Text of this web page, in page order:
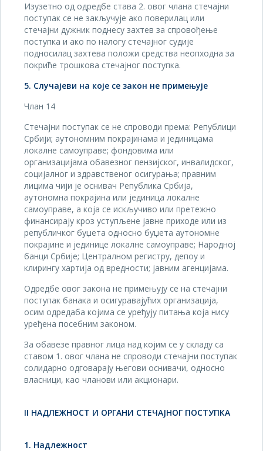
Изузетно од одредбе става 2. овог члана стечајни
поступак се не закључује ако поверилац или
стечајни дужник поднесу захтев за спровођење
поступка и ако по налогу стечајног судије
подносилац захтева положи средства неопходна за
покриће трошкова стечајног поступка.
5. Случајеви на које се закон не примењује
Члан 14
Стечајни поступак се не спроводи према: Републици
Србији; аутономним покрајинама и јединицама
локалне самоуправе; фондовима или
организацијама обавезног пензијског, инвалидског,
социјалног и здравственог осигурања; правним
лицима чији је оснивач Република Србија,
аутономна покрајина или јединица локалне
самоуправе, а која се искључиво или претежно
финансирају кроз уступљене јавне приходе или из
републичког буџета односно буџета аутономне
покрајине и јединице локалне самоуправе; Народној
банци Србије; Централном регистру, депоу и
клирингу хартија од вредности; јавним агенцијама.
Одредбе овог закона не примењују се на стечајни
поступак банака и осигуравајућих организација,
осим одредаба којима се уређују питања која нису
уређена посебним законом.
За обавезе правног лица над којим се у складу са
ставом 1. овог члана не спроводи стечајни поступак
солидарно одговарају његови оснивачи, односно
власници, као чланови или акционари.
II НАДЛЕЖНОСТ И ОРГАНИ СТЕЧАЈНОГ ПОСТУПКА
1. Надлежност